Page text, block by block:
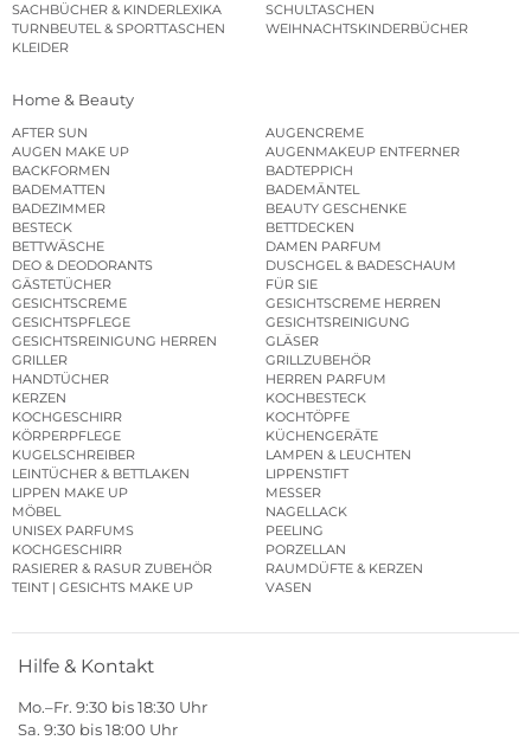
SACHBÜCHER & KINDERLEXIKA
SCHULTASCHEN
TURNBEUTEL & SPORTTASCHEN
WEIHNACHTSKINDERBÜCHER
KLEIDER
Home & Beauty
AFTER SUN
AUGENCREME
AUGEN MAKE UP
AUGENMAKEUP ENTFERNER
BACKFORMEN
BADTEPPICH
BADEMATTEN
BADEMÄNTEL
BADEZIMMER
BEAUTY GESCHENKE
BESTECK
BETTDECKEN
BETTWÄSCHE
DAMEN PARFUM
DEO & DEODORANTS
DUSCHGEL & BADESCHAUM
GÄSTETÜCHER
FÜR SIE
GESICHTSCREME
GESICHTSCREME HERREN
GESICHTSPFLEGE
GESICHTSREINIGUNG
GESICHTSREINIGUNG HERREN
GLÄSER
GRILLER
GRILLZUBEHÖR
HANDTÜCHER
HERREN PARFUM
KERZEN
KOCHBESTECK
KOCHGESCHIRR
KOCHTÖPFE
KÖRPERPFLEGE
KÜCHENGERÄTE
KUGELSCHREIBER
LAMPEN & LEUCHTEN
LEINTÜCHER & BETTLAKEN
LIPPENSTIFT
LIPPEN MAKE UP
MESSER
MÖBEL
NAGELLACK
UNISEX PARFUMS
PEELING
KOCHGESCHIRR
PORZELLAN
RASIERER & RASUR ZUBEHÖR
RAUMDÜFTE & KERZEN
TEINT | GESICHTS MAKE UP
VASEN
Hilfe & Kontakt
Mo.–Fr. 9:30 bis 18:30 Uhr
Sa. 9:30 bis 18:00 Uhr